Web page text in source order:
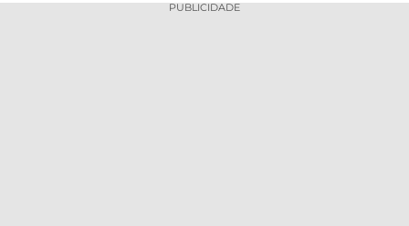
PUBLICIDADE